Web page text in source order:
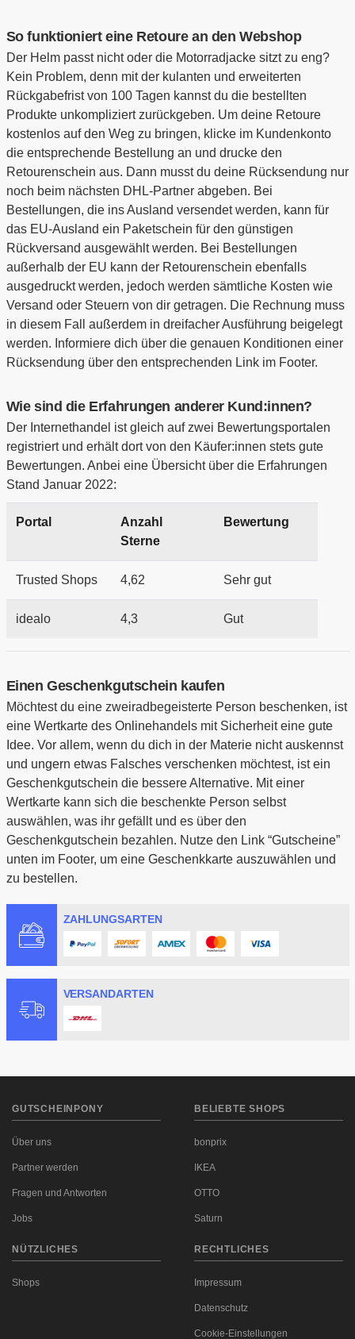
So funktioniert eine Retoure an den Webshop
Der Helm passt nicht oder die Motorradjacke sitzt zu eng?
Kein Problem, denn mit der kulanten und erweiterten
Rückgabefrist von 100 Tagen kannst du die bestellten
Produkte unkompliziert zurückgeben. Um deine Retoure
kostenlos auf den Weg zu bringen, klicke im Kundenkonto
die entsprechende Bestellung an und drucke den
Retourenschein aus. Dann musst du deine Rücksendung nur
noch beim nächsten DHL-Partner abgeben. Bei
Bestellungen, die ins Ausland versendet werden, kann für
das EU-Ausland ein Paketschein für den günstigen
Rückversand ausgewählt werden. Bei Bestellungen
außerhalb der EU kann der Retourenschein ebenfalls
ausgedruckt werden, jedoch werden sämtliche Kosten wie
Versand oder Steuern von dir getragen. Die Rechnung muss
in diesem Fall außerdem in dreifacher Ausführung beigelegt
werden. Informiere dich über die genauen Konditionen einer
Rücksendung über den entsprechenden Link im Footer.
Wie sind die Erfahrungen anderer Kund:innen?
Der Internethandel ist gleich auf zwei Bewertungsportalen
registriert und erhält dort von den Käufer:innen stets gute
Bewertungen. Anbei eine Übersicht über die Erfahrungen
Stand Januar 2022:
Portal
Anzahl
Sterne
Bewertung
Trusted Shops 4,62 Sehr gut
idealo 4,3 Gut
Einen Geschenkgutschein kaufen
Möchtest du eine zweiradbegeisterte Person beschenken, ist
eine Wertkarte des Onlinehandels mit Sicherheit eine gute
Idee. Vor allem, wenn du dich in der Materie nicht auskennst
und ungern etwas Falsches verschenken möchtest, ist ein
Geschenkgutschein die bessere Alternative. Mit einer
Wertkarte kann sich die beschenkte Person selbst
auswählen, was ihr gefällt und es über den
Geschenkgutschein bezahlen. Nutze den Link “Gutscheine”
unten im Footer, um eine Geschenkkarte auszuwählen und
zu bestellen.
ZAHLUNGSARTEN
VERSANDARTEN
GUTSCHEINPONY
Über uns
Partner werden
Fragen und Antworten
Jobs
BELIEBTE SHOPS
bonprix
IKEA
OTTO
Saturn
NÜTZLICHES
Shops
RECHTLICHES
Impressum
Datenschutz
Cookie-Einstellungen